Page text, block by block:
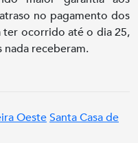
no pagamento dos
ter ocorrido até o dia 25,
receberam.
OesteSanta Casa de